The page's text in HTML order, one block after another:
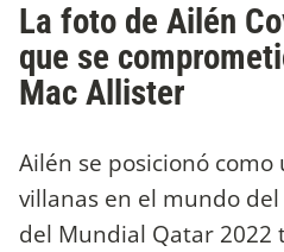
La foto de Ailén
que se
Mac Allister
Ailén se posicionó como
villanas en el mundo
del Mundial Qatar